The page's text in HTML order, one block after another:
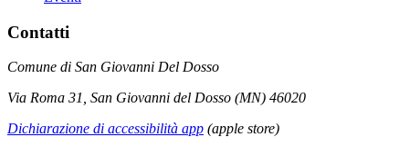
Contatti
Comune di San Giovanni Del Dosso
Via Roma 31, San Giovanni del Dosso (MN) 46020
Dichiarazione di accessibilità app (apple store)